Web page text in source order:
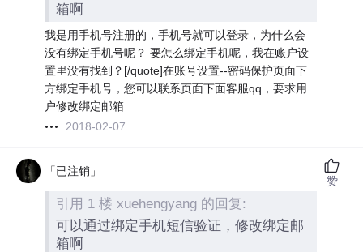
箱啊
我是用手机号注册的，手机号就可以登录，为什么会
没有绑定手机号呢？ 要怎么绑定手机呢，我在账户设
置里没有找到？[/quote]在账号设置--密码保护页面下
方绑定手机号，您可以联系页面下面客服qq，要求用
户修改绑定邮箱
2018-02-07
「已注销」
引用 1 楼 xuehengyang 的回复:
可以通过绑定手机短信验证，修改绑定邮
箱啊
赞